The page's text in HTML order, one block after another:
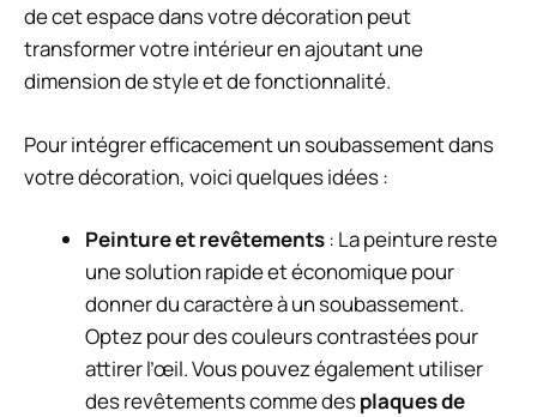
de cet espace dans votre décoration peut
transformer votre intérieur en ajoutant une
dimension de style et de fonctionnalité.
Pour intégrer efficacement un soubassement dans
votre décoration, voici quelques idées :
Peinture et revêtements: La peinture reste
une solution rapide et économique pour
donner du caractère à un soubassement.
Optez pour des couleurs contrastées pour
attirer l’œil. Vous pouvez également utiliser
des revêtements comme desplaques de